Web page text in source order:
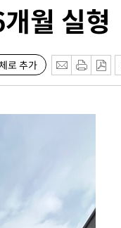
월 실형
로 추가